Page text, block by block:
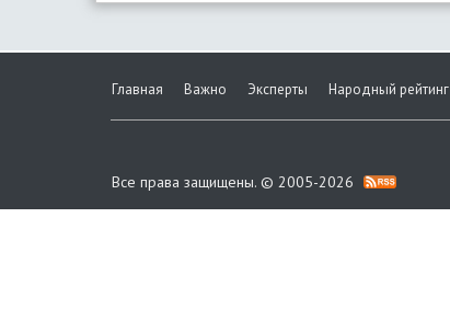
Главная Важно Эксперты Народный рейтинг
Все права защищены. © 2005-2026